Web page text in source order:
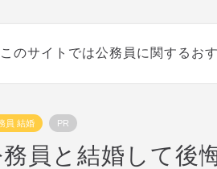
このサイトでは公務員に関するお
員 結婚 PR
員と結婚して後